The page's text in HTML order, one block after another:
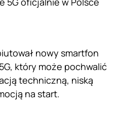
nowy smartfon
który może pochwalić
techniczną, niską
na start.